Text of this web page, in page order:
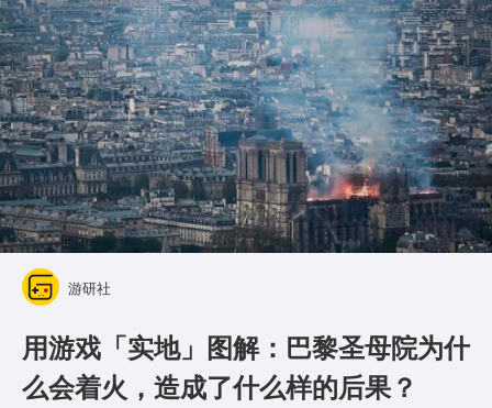
游研社
用游戏「实地」图解：巴黎圣母院为什
么会着火，造成了什么样的后果？